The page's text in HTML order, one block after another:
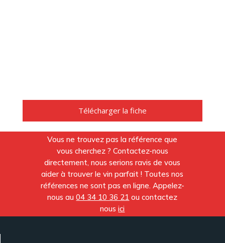
Télécharger la fiche
Vous ne trouvez pas la référence que
vous cherchez ? Contactez-nous
directement, nous serions ravis de vous
aider à trouver le vin parfait ! Toutes nos
références ne sont pas en ligne. Appelez-
nous au04 34 10 36 21 ou contactez
nousici